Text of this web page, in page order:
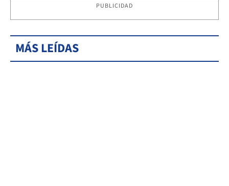
PUBLICIDAD
MÁS LEÍDAS